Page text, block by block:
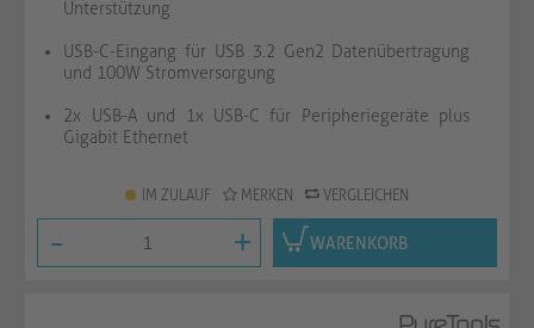
Unterstützung
USB-C-Eingang für USB 3.2 Gen2 Datenübertragung
und 100W Stromversorgung
2x USB-A und 1x USB-C für Peripheriegeräte plus
Gigabit Ethernet
IM ZULAUF MERKEN VERGLEICHEN
- + WARENKORB